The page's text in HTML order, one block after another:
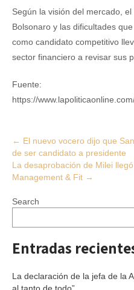
Según la visión del mercado,
Bolsonaro y las dificultades
como candidato competitivo
sector financiero a revisar sus
Fuente:
https://
Post
navigation
← El nuevo vocero dijo que
de ser candidato a presidente
La desaprobación de Milei
Management & Fit →
Search
Entradas
La declaración de la jefa de la